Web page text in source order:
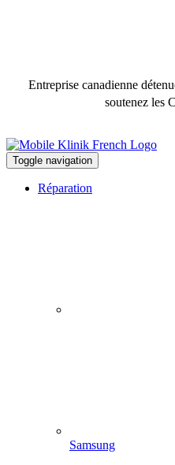
Entreprise canadienne
soutenez les
Toggle navigation
Réparation
Samsung